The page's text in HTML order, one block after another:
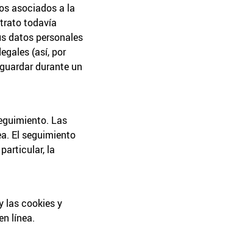
asociados a la
todavía
datos personales
(así, por
durante un
Las
El seguimiento
la
las cookies y
línea.